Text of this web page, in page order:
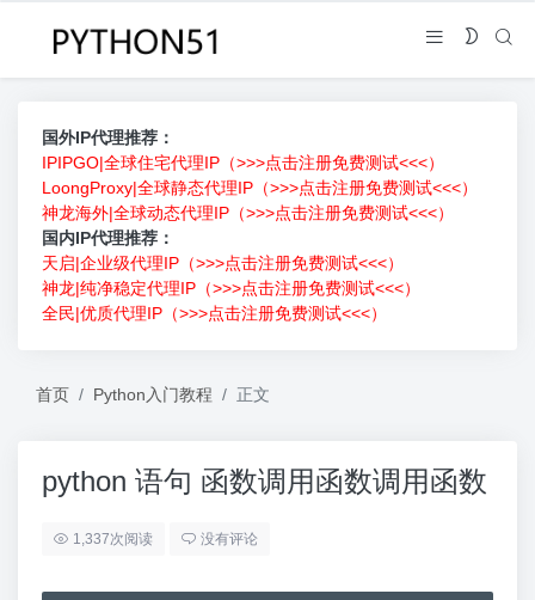
国外IP代理推荐：
IPIPGO|全球住宅代理IP（>>>点击注册免费测试<<<）
LoongProxy|全球静态代理IP（>>>点击注册免费测试<<<）
神龙海外|全球动态代理IP（>>>点击注册免费测试<<<）
国内IP代理推荐：
天启|企业级代理IP（>>>点击注册免费测试<<<）
神龙|纯净稳定代理IP（>>>点击注册免费测试<<<）
全民|优质代理IP（>>>点击注册免费测试<<<）
首页 Python入门教程 正文
python 语句 函数调用函数调用函数
1,337次阅读 没有评论